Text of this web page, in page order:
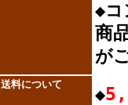
◆コ
商
が
送料について
◆